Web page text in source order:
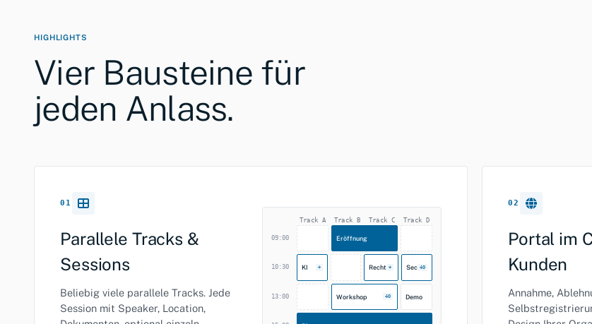
HIGHLIGHTS
Vier Bausteine für
jeden Anlass.
01
Parallele Tracks &
Sessions
Beliebig viele parallele Tracks. Jede
Session mit Speaker, Location,
Track A Track B Track C Track D
09:00 Eröffnung
10:30 KI + Recht + Sec 40
13:00 Workshop 40 Demo
02
Portal im
Kunden
Annahme,